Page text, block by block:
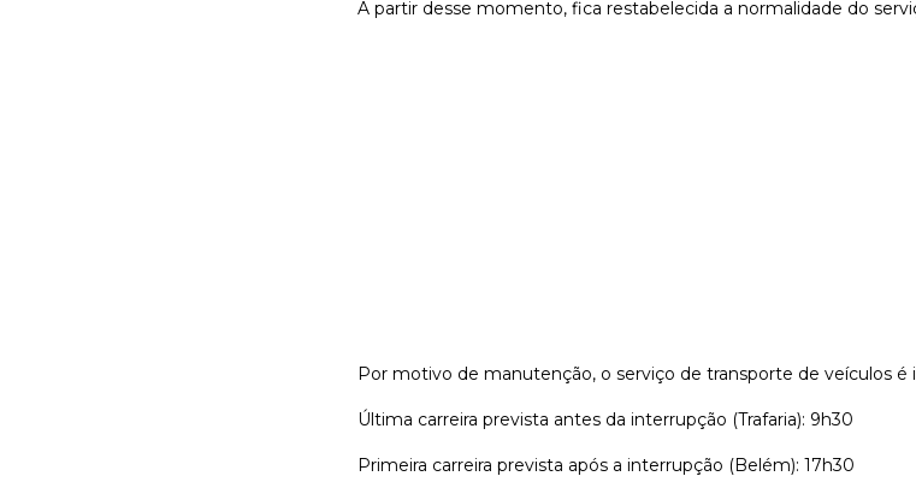
A partir desse momento, fica restabelecida a normalidade do
Por motivo de manutenção, o serviço de transporte de veículos é
Última carreira prevista antes da interrupção (Trafaria): 9h30
Primeira carreira prevista após a interrupção (Belém): 17h30